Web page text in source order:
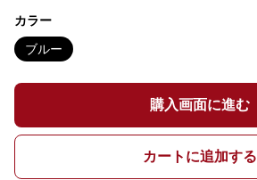
カラー
ブルー
購入画面に進む
カートに追加する